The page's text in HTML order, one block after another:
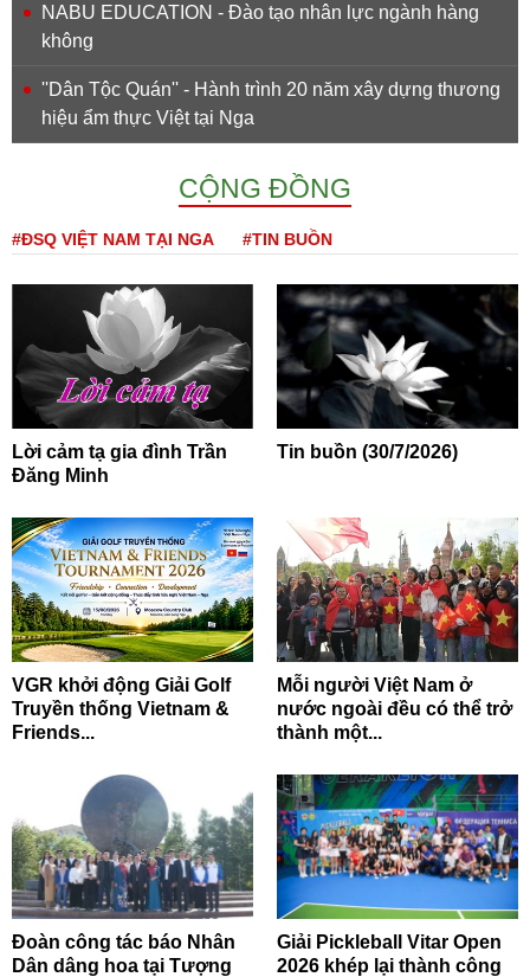
NABU EDUCATION - Đào tạo nhân lực ngành hàng
không
''Dân Tộc Quán'' - Hành trình 20 năm xây dựng thương
hiệu ẩm thực Việt tại Nga
CỘNG ĐỒNG
#ĐSQ VIỆT NAM TẠI NGA #TIN BUỒN
Lời cảm tạ gia đình Trần
Đăng Minh
Tin buồn (30/7/2026)
VGR khởi động Giải Golf
Truyền thống Vietnam &
Friends...
Mỗi người Việt Nam ở
nước ngoài đều có thể trở
thành một...
Đoàn công tác báo Nhân
Dân dâng hoa tại Tượng
Giải Pickleball Vitar Open
2026 khép lại thành công